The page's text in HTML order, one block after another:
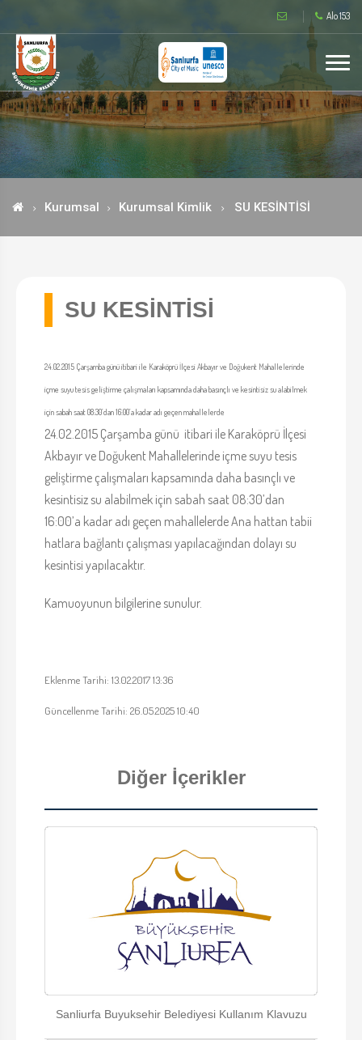
Alo 153
Kurumsal Kurumsal Kimlik SU KESİNTİSİ
SU KESİNTİSİ
24.02.2015 Çarşamba günü itibari ile Karaköprü İlçesi Akbayır ve Doğukent Mahallelerinde
içme suyu tesis geliştirme çalışmaları kapsamında daha basınçlı ve kesintisiz su alabilmek
için sabah saat 08:30’dan 16:00’a kadar adı geçen mahallelerde
24.02.2015 Çarşamba günü itibari ile Karaköprü İlçesi
Akbayır ve Doğukent Mahallelerinde içme suyu tesis
geliştirme çalışmaları kapsamında daha basınçlı ve
kesintisiz su alabilmek için sabah saat 08:30’dan
16:00’a kadar adı geçen mahallelerde Ana hattan tabii
hatlara bağlantı çalışması yapılacağından dolayı su
kesintisi yapılacaktır.
Kamuoyunun bilgilerine sunulur.
Eklenme Tarihi: 13.02.2017 13:36
Güncellenme Tarihi: 26.05.2025 10:40
Diğer İçerikler
Sanliurfa Buyuksehir Belediyesi Kullanım Klavuzu